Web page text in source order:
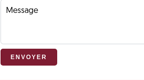
ENVOYER